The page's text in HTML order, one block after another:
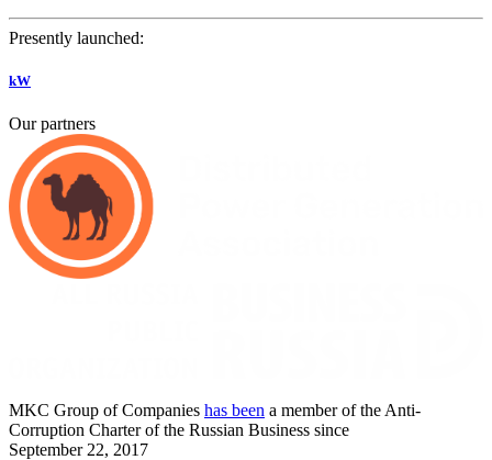
Presently launched:
kW
Our partners
MKC Group of Companies has been a member of the Anti-
Corruption Charter of the Russian Business since
September 22, 2017